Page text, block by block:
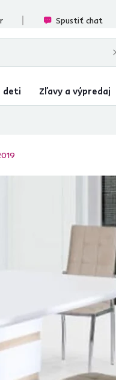
Spustiť chat
deti Zľavy a výpredaj